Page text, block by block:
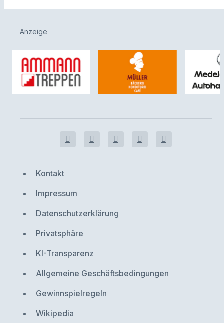
Anzeige
Kontakt
Impressum
Datenschutzerklärung
Privatsphäre
KI-Transparenz
Allgemeine Geschäftsbedingungen
Gewinnspielregeln
Wikipedia